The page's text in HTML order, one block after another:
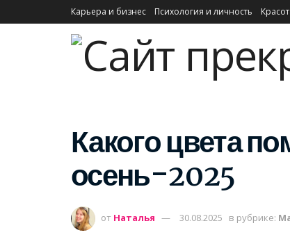
Карьера и бизнес Психология и личность
Какого цвета
осень-2025
от Наталья 30.08.2025 в рубрике: